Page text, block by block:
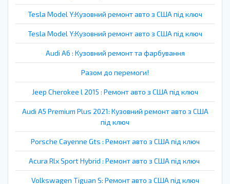
Tesla Model Y:Кузовний ремонт авто з США під ключ
Tesla Model Y:Кузовний ремонт авто з США під ключ
Audi A6 : Кузовний ремонт та фарбування
Разом до перемоги!
Jeep Cherokee l 2015 : Ремонт авто з США під ключ
Audi A5 Premium Plus 2021: Кузовний ремонт авто з США
під ключ
Porsche Cayenne Gts : Ремонт авто з США під ключ
Acura Rlx Sport Hybrid : Ремонт авто з США під ключ
Volkswagen Tiguan S: Ремонт авто з США під ключ